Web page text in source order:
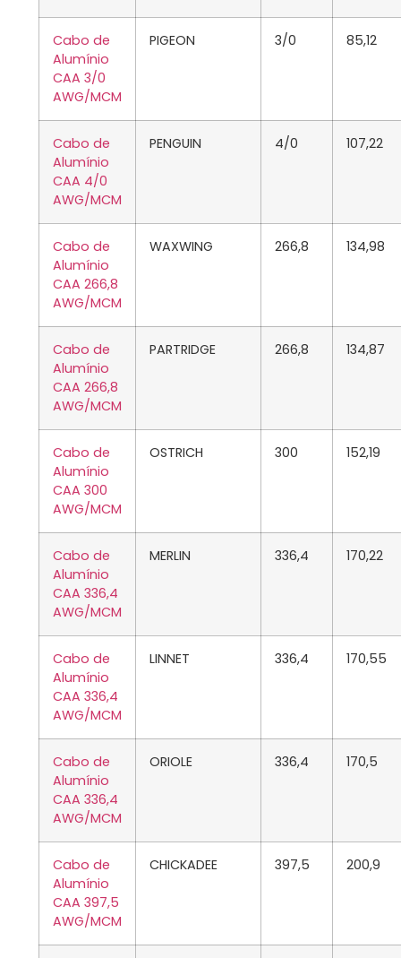
Cabo de
Alumínio
CAA 3/0
AWG/MCM
PIGEON 3/0 85,12
Cabo de
Alumínio
CAA 4/0
AWG/MCM
PENGUIN 4/0 107,22
Cabo de
Alumínio
CAA 266,8
AWG/MCM
WAXWING 266,8 134,98
Cabo de
Alumínio
CAA 266,8
AWG/MCM
PARTRIDGE 266,8 134,87
Cabo de
Alumínio
CAA 300
AWG/MCM
OSTRICH 300 152,19
Cabo de
Alumínio
CAA 336,4
AWG/MCM
MERLIN 336,4 170,22
Cabo de
Alumínio
CAA 336,4
AWG/MCM
LINNET 336,4 170,55
Cabo de
Alumínio
CAA 336,4
AWG/MCM
ORIOLE 336,4 170,5
Cabo de
Alumínio
CAA 397,5
AWG/MCM
CHICKADEE 397,5 200,9